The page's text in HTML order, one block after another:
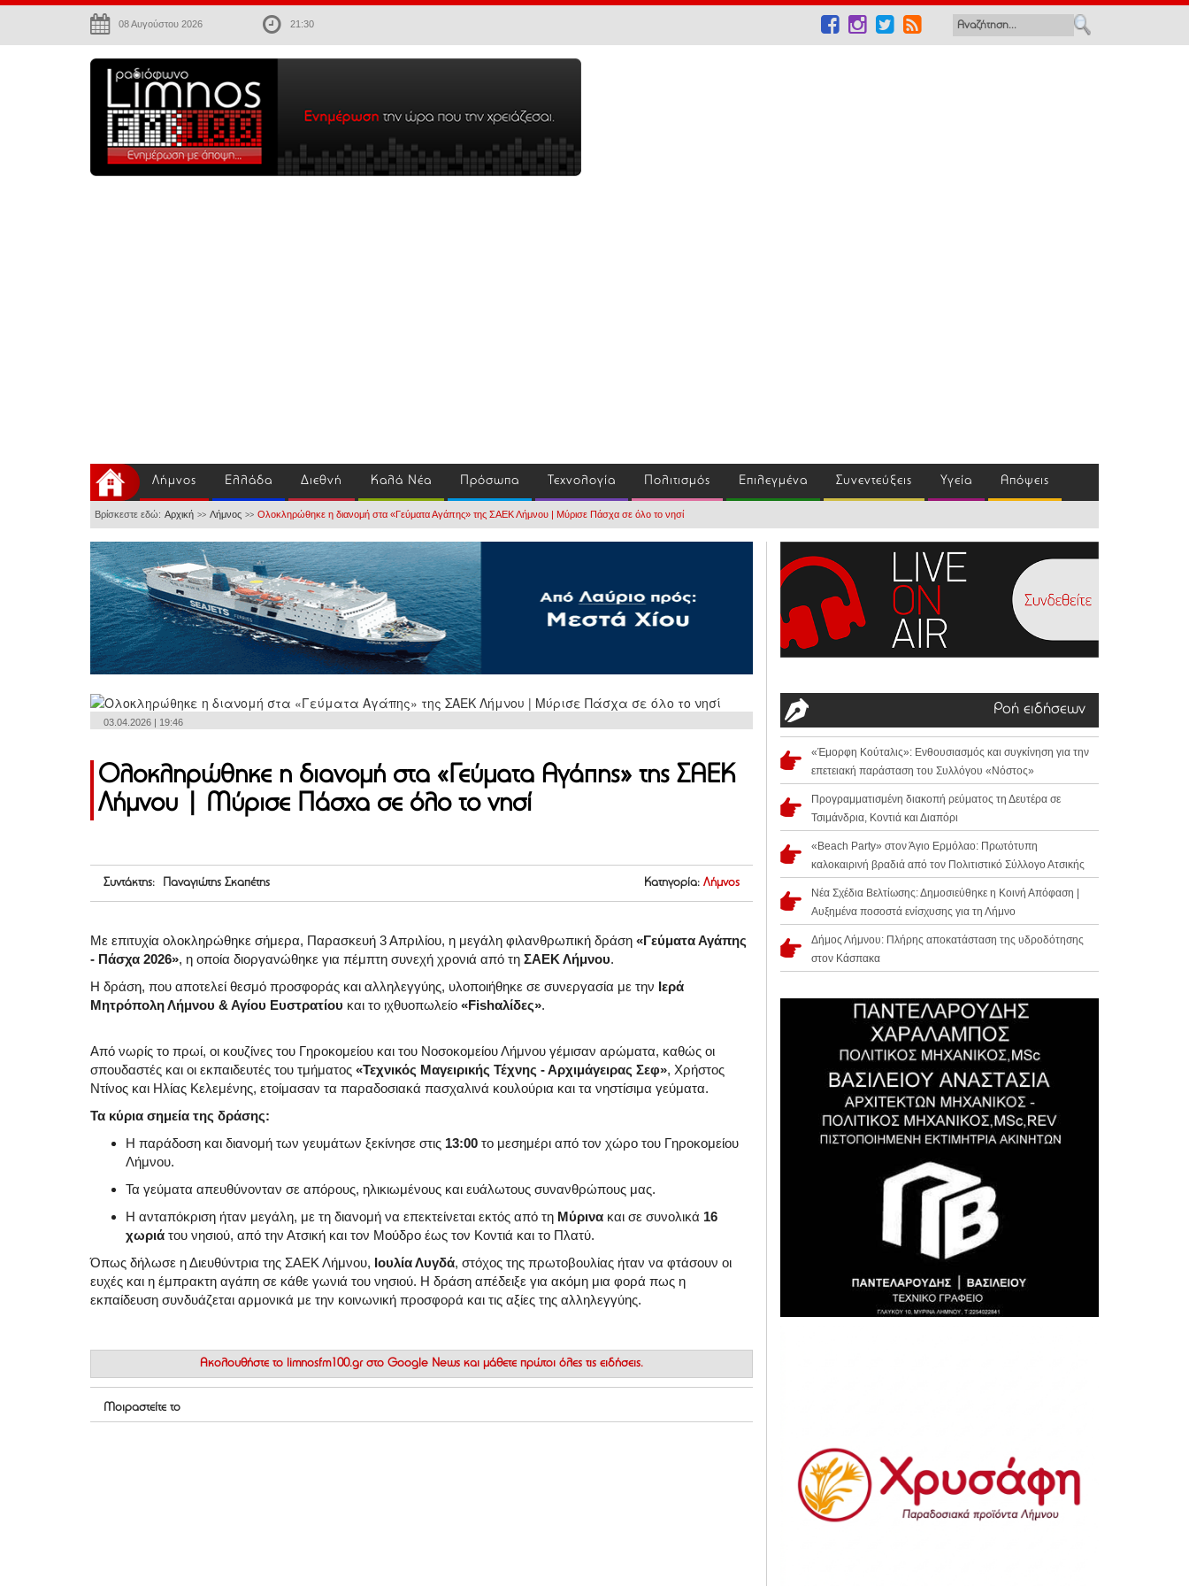
08 Αυγούστου 2026 21:30
Λήμνος Ελλάδα Διεθνή Καλά Νέα Πρόσωπα Τεχνολογία Πολιτισμός Επιλεγμένα Συνεντεύξεις Υγεία Απόψεις
Βρίσκεστε εδώ: Αρχική >> Λήμνος >> Ολοκληρώθηκε η διανομή στα «Γεύματα Αγάπης» της ΣΑΕΚ Λήμνου | Μύρισε Πάσχα σε όλο το νησί
03.04.2026 | 19:46
Ολοκληρώθηκε η διανομή στα «Γεύματα Αγάπης» της ΣΑΕΚ
Λήμνου | Μύρισε Πάσχα σε όλο το νησί
Συντάκτης: Παναγιώτης Σκαπέτης Κατηγορία: Λήμνος
Με επιτυχία ολοκληρώθηκε σήμερα, Παρασκευή 3 Απριλίου, η μεγάλη φιλανθρωπική δράση «Γεύματα Αγάπης
- Πάσχα 2026», η οποία διοργανώθηκε για πέμπτη συνεχή χρονιά από τη ΣΑΕΚ Λήμνου.
Η δράση, που αποτελεί θεσμό προσφοράς και αλληλεγγύης, υλοποιήθηκε σε συνεργασία με την Ιερά
Μητρόπολη Λήμνου & Αγίου Ευστρατίου και το ιχθυοπωλείο «Fishαλίδες».
Από νωρίς το πρωί, οι κουζίνες του Γηροκομείου και του Νοσοκομείου Λήμνου γέμισαν αρώματα, καθώς οι
σπουδαστές και οι εκπαιδευτές του τμήματος «Τεχνικός Μαγειρικής Τέχνης - Αρχιμάγειρας Σεφ», Χρήστος
Ντίνος και Ηλίας Κελεμένης, ετοίμασαν τα παραδοσιακά πασχαλινά κουλούρια και τα νηστίσιμα γεύματα.
Τα κύρια σημεία της δράσης:
Η παράδοση και διανομή των γευμάτων ξεκίνησε στις 13:00 το μεσημέρι από τον χώρο του Γηροκομείου
Λήμνου.
Τα γεύματα απευθύνονταν σε απόρους, ηλικιωμένους και ευάλωτους συνανθρώπους μας.
Η ανταπόκριση ήταν μεγάλη, με τη διανομή να επεκτείνεται εκτός από τη Μύρινα και σε συνολικά 16
χωριά του νησιού, από την Ατσική και τον Μούδρο έως τον Κοντιά και το Πλατύ.
Όπως δήλωσε η Διευθύντρια της ΣΑΕΚ Λήμνου, Ιουλία Λυγδά, στόχος της πρωτοβουλίας ήταν να φτάσουν οι
ευχές και η έμπρακτη αγάπη σε κάθε γωνιά του νησιού. Η δράση απέδειξε για ακόμη μια φορά πως η
εκπαίδευση συνδυάζεται αρμονικά με την κοινωνική προσφορά και τις αξίες της αλληλεγγύης.
Ακολουθήστε το limnosfm100.gr στο Google News και μάθετε πρώτοι όλες τις ειδήσεις.
Μοιραστείτε το
Ροή ειδήσεων
«Έμορφη Κούταλις»: Ενθουσιασμός και συγκίνηση για την
επετειακή παράσταση του Συλλόγου «Νόστος»
Προγραμματισμένη διακοπή ρεύματος τη Δευτέρα σε
Τσιμάνδρια, Κοντιά και Διαπόρι
«Beach Party» στον Άγιο Ερμόλαο: Πρωτότυπη
καλοκαιρινή βραδιά από τον Πολιτιστικό Σύλλογο Ατσικής
Νέα Σχέδια Βελτίωσης: Δημοσιεύθηκε η Κοινή Απόφαση |
Αυξημένα ποσοστά ενίσχυσης για τη Λήμνο
Δήμος Λήμνου: Πλήρης αποκατάσταση της υδροδότησης
στον Κάσπακα